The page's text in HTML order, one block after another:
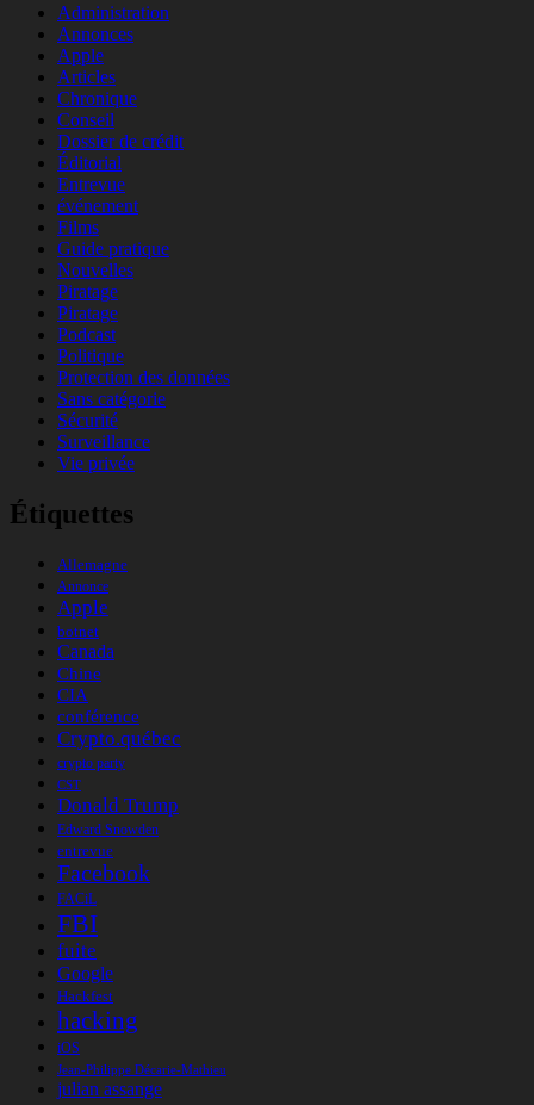
Administration
Annonces
Apple
Articles
Chronique
Conseil
Dossier de crédit
Éditorial
Entrevue
événement
Films
Guide pratique
Nouvelles
Piratage
Piratage
Podcast
Politique
Protection des données
Sans catégorie
Sécurité
Surveillance
Vie privée
Étiquettes
Allemagne
Annonce
Apple
botnet
Canada
Chine
CIA
conférence
Crypto.québec
crypto party
CST
Donald Trump
Edward Snowden
entrevue
Facebook
FACiL
FBI
fuite
Google
Hackfest
hacking
iOS
Jean-Philippe Décarie-Mathieu
julian assange